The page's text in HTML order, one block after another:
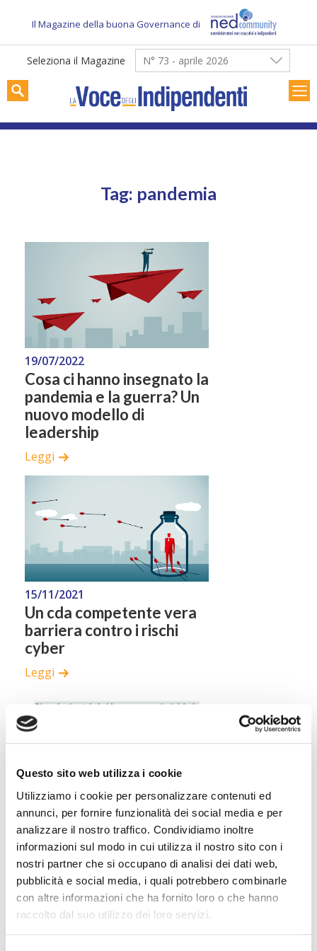
Questo sito web utilizza i cookie
Utilizziamo i cookie per personalizzare contenuti ed
annunci, per fornire funzionalità dei social media e per
analizzare il nostro traffico. Condividiamo inoltre
informazioni sul modo in cui utilizza il nostro sito con i
nostri partner che si occupano di analisi dei dati web,
pubblicità e social media, i quali potrebbero combinarle
con altre informazioni che ha fornito loro o che hanno
raccolto dal suo utilizzo dei loro servizi.
content
Il Magazine della buona Governance di
Seleziona il Magazine N° 73 - aprile 2026
Tag: pandemia
19/07/2022
Cosa ci hanno insegnato la
pandemia e la guerra? Un
nuovo modello di
leadership
Leggi
15/11/2021
Un cda competente vera
barriera contro i rischi
cyber
Leggi
25 OTTOBRE, 2021
Dipendenti e stakeholder,
nuove passioni del cda
Leggi